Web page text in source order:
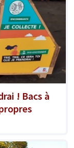
! Bacs à